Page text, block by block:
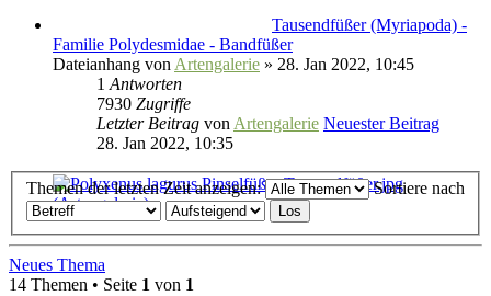
Tausendfüßer (Myriapoda) -
Familie Polydesmidae - Bandfüßer
Dateianhang von Artengalerie » 28. Jan 2022, 10:45
1 Antworten
7930 Zugriffe
Letzter Beitrag von Artengalerie Neuester Beitrag
28. Jan 2022, 10:35
Themen der letzten Zeit anzeigen: Sortiere nach
Neues Thema
14 Themen • Seite 1 von 1